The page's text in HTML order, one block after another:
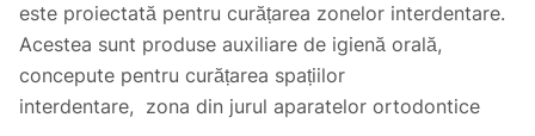
este proiectată pentru curățarea zonelor interdentare.
Acestea sunt produse auxiliare de igienă orală,
concepute pentru curățarea spațiilor
interdentare, zona din jurul aparatelor ortodontice